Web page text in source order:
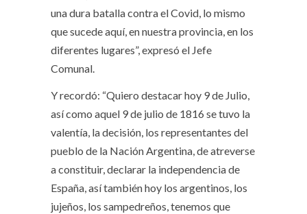
una dura batalla contra el Covid, lo mismo
que sucede aquí, en nuestra provincia, en los
diferentes lugares”, expresó el Jefe
Comunal.
Y recordó: “Quiero destacar hoy 9 de Julio,
así como aquel 9 de julio de 1816 se tuvo la
valentía, la decisión, los representantes del
pueblo de la Nación Argentina, de atreverse
a constituir, declarar la independencia de
España, así también hoy los argentinos, los
jujeños, los sampedreños, tenemos que